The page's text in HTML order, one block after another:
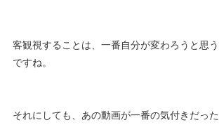
客観視することは、一番自分が変わろうと思
ですね。
それにしても、あの動画が一番の気付きだった